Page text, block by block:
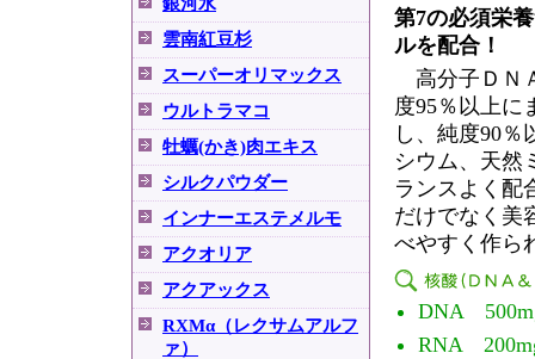
雲南紅豆杉
スーパーオリマックス
ウルトラマコ
牡蠣(かき)肉エキス
シルクパウダー
インナーエステメルモ
アクオリア
アクアックス
RXMα（レクサムアルフ
ァ）
第7の必須栄
ルを配合！
高分子ＤＮ
度95％以上に
し、純度90
シウム、天然
ランスよく配
だけでなく美
べやすく作ら
DNA
RNA